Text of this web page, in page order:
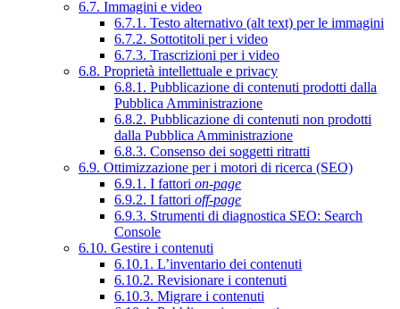
6.7. Immagini e video
6.7.1. Testo alternativo (alt text) per le immagini
6.7.2. Sottotitoli per i video
6.7.3. Trascrizioni per i video
6.8. Proprietà intellettuale e privacy
6.8.1. Pubblicazione di contenuti prodotti dalla
Pubblica Amministrazione
6.8.2. Pubblicazione di contenuti non prodotti
dalla Pubblica Amministrazione
6.8.3. Consenso dei soggetti ritratti
6.9. Ottimizzazione per i motori di ricerca (SEO)
6.9.1. I fattori on-page
6.9.2. I fattori off-page
6.9.3. Strumenti di diagnostica SEO: Search
Console
6.10. Gestire i contenuti
6.10.1. L’inventario dei contenuti
6.10.2. Revisionare i contenuti
6.10.3. Migrare i contenuti